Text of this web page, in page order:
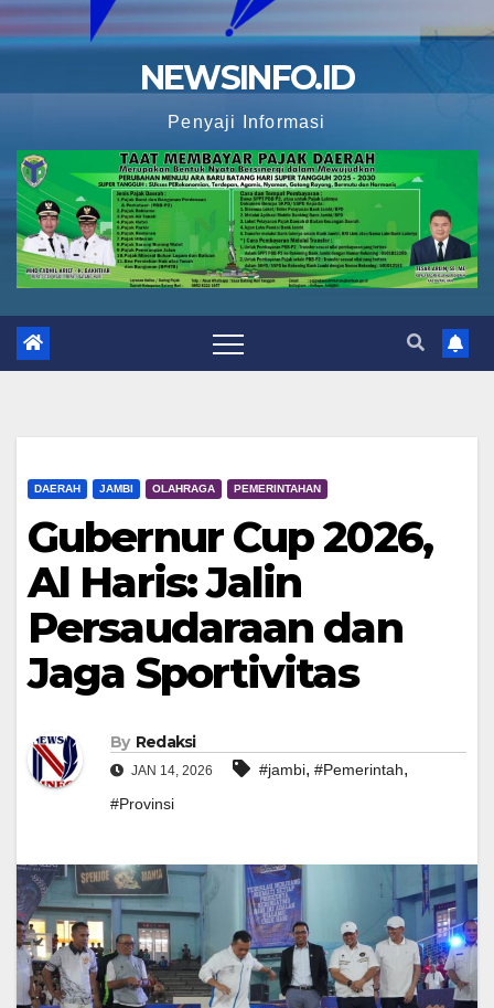
NEWSINFO.ID
Penyaji Informasi
DAERAH JAMBI OLAHRAGA PEMERINTAHAN
Gubernur Cup 2026,
Al Haris: Jalin
Persaudaraan dan
Jaga Sportivitas
By Redaksi
JAN 14, 2026 #jambi, #Pemerintah,
#Provinsi